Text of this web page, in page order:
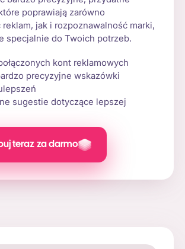
poprawiają zarówno
jak i rozpoznawalność marki,
specjalnie do Twoich potrzeb.
kont reklamowych
precyzyjne wskazówki
sugestie dotyczące lepszej
teraz za darmo